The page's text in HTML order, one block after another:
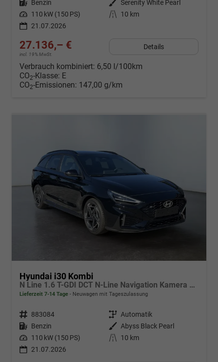
Kraftstoff Benzin Außenfarbe Serenity White Pearl
Leistung 110 kW (150 PS) Kilometerstand
10 km
21.07.2026
27.136,– €
incl. 19% MwSt.
Details
Verbrauch kombiniert: 6,50 l/100km
CO2-Klasse: E
CO2-Emissionen: 147,00 g/km
Hyundai i30 Kombi
N Line 1.6 T-GDI DCT N-Line Navigation Kamera 2x Einparkhilfe 18 Zoll 2Zonenklima
Lieferzeit 7-14 Tage Neuwagen mit Tageszulassung
Fahrzeugnr. 883084 Getriebe Automatik
Kraftstoff Benzin Außenfarbe
Abyss Black Pearl
Leistung 110 kW (150 PS) Kilometerstand
10 km
21.07.2026